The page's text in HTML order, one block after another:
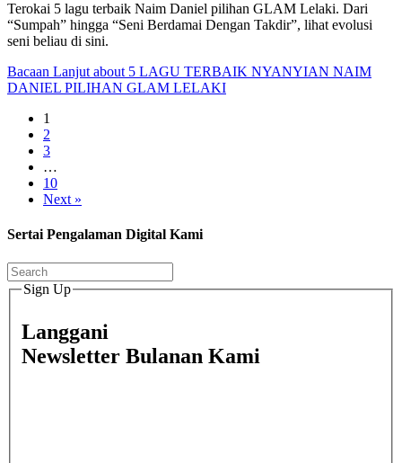
Terokai 5 lagu terbaik Naim Daniel pilihan GLAM Lelaki. Dari
“Sumpah” hingga “Seni Berdamai Dengan Takdir”, lihat evolusi
seni beliau di sini.
Bacaan Lanjut about 5 LAGU TERBAIK NYANYIAN NAIM
DANIEL PILIHAN GLAM LELAKI
1
2
3
…
10
Next »
Sertai Pengalaman Digital Kami
Sign Up
Langgani
Newsletter Bulanan Kami